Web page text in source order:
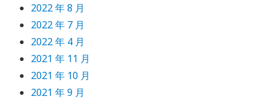
2022 年 8 月
2022 年 7 月
2022 年 4 月
2021 年 11 月
2021 年 10 月
2021 年 9 月